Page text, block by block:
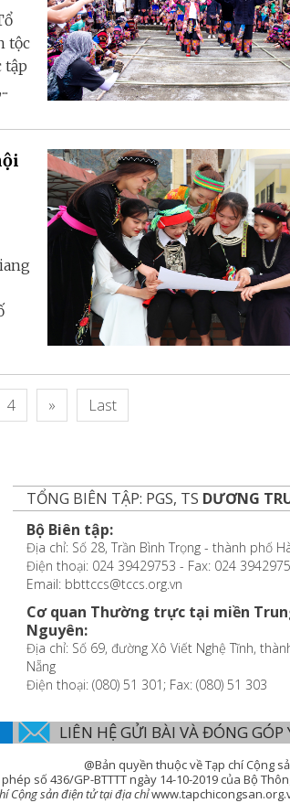
tộc
tập
4 » Last
TỔNG BIÊN TẬP: PGS, TS DƯƠNG
Bộ Biên tập:
Địa chỉ: Số 28, Trần Bình Trọng - thành phố
Điện thoại: 024 39429753 - Fax: 024
Email: bbttccs@tccs.org.vn
Cơ quan Thường trực tại miền
Nguyên:
Địa chỉ: Số 69, đường Xô Viết Nghệ Tĩnh,
Nẵng
Điện thoại: (080) 51 301; Fax: (080) 51 303
LIÊN HỆ GỬI BÀI VÀ ĐÓNG GÓP
@Bản quyền thuộc về Tạp chí Cộng
số 436/GP-BTTTT ngày 14-10-2019 của Bộ
Cộng sản điện tử tại địa chỉ